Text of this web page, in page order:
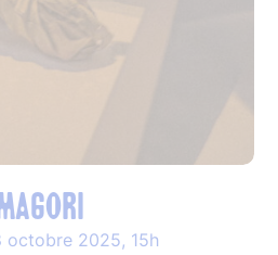
octobre 2025, 15h